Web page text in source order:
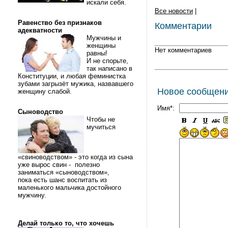
искали себя.
Равенство без признаков
адекватности
Мужчины и
женщины
равны!
И не спорьте,
так написано в
Конституции, и любая феминистка
зубами загрызёт мужика, назвавшего
женщину слабой.
Сыноводство
Чтобы не
мучиться
«свиноводством» - это когда из сына
уже вырос свин - полезно
заниматься «сыноводством»,
пока есть шанс воспитать из
маленького мальчика достойного
мужчину.
Делай только то, что хочешь
Все новости
Комментарии
Нет комментариев
Новое
Имя*: